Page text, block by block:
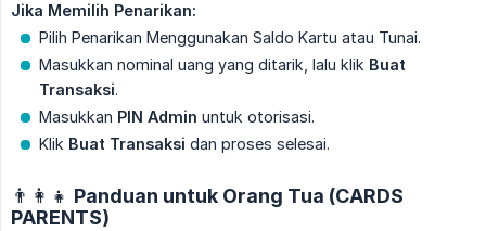
Jika Memilih Penarikan:
Pilih Penarikan Menggunakan Saldo Kartu atau Tunai.
Masukkan nominal uang yang ditarik, lalu klik Buat
Transaksi.
Masukkan PIN Admin untuk otorisasi.
Klik Buat Transaksi dan proses selesai.
👨‍👩‍👧 Panduan untuk Orang Tua (CARDS
PARENTS)